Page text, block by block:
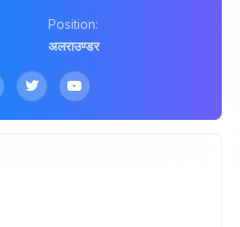
Position:
अलराउण्डर